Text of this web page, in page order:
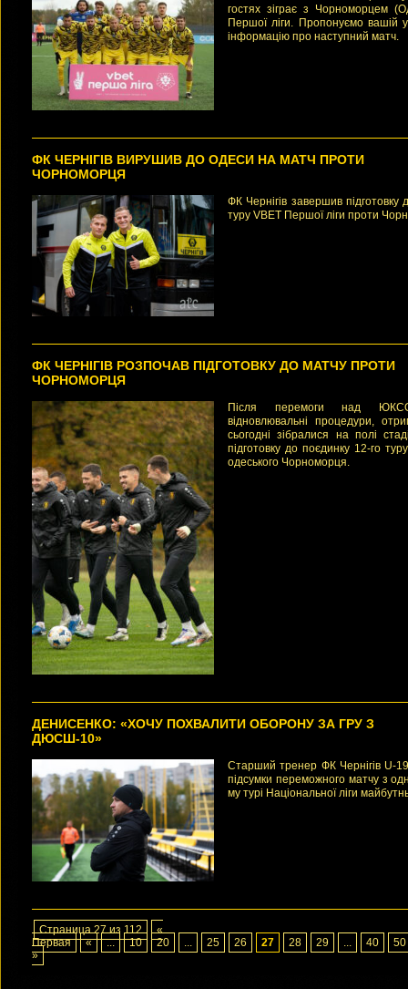
гостях зіграє з Чорноморцем
Першої ліги. Пропонуємо вашій
інформацію про наступний матч.
ФК ЧЕРНІГІВ ВИРУШИВ ДО ОДЕСИ НА МАТЧ ПРОТИ
ЧОРНОМОРЦЯ
ФК Чернігів завершив підготовку
туру VBET Першої ліги проти
ФК ЧЕРНІГІВ РОЗПОЧАВ ПІДГОТОВКУ ДО МАТЧУ ПРОТИ
ЧОРНОМОРЦЯ
Після перемоги над
відновлювальні процедури,
сьогодні зібралися на полі
підготовку до поєдинку 12-го
одеського Чорноморця.
ДЕНИСЕНКО: «ХОЧУ ПОХВАЛИТИ ОБОРОНУ ЗА ГРУ З
ДЮСШ-10»
Старший тренер ФК Чернігів U-
підсумки переможного матчу з
му турі Національної ліги
Страница 27 из 112
«
Первая
« ... 10 20 ... 25 26 27 28 29 ... 40
50
»